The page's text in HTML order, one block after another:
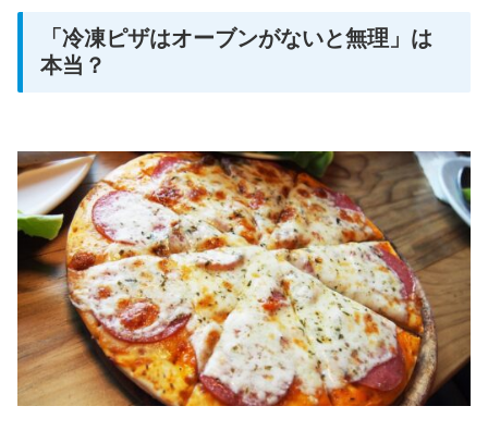
「冷凍ピザはオーブンがないと無理」は
本当？